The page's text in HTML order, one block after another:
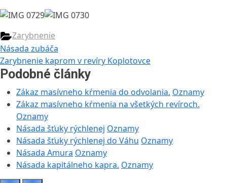
Zarybnenie
Navigácia
v
článku
Previous
Post:
Násada zubáča
Next
Post:
Zarybnenie kaprom v revíry Koplotovce
Podobné články
Zákaz masívneho kŕmenia do odvolania. Oznamy
Zákaz masívneho kŕmenia na všetkých revíroch.
Oznamy
Násada šťuky rýchlenej Oznamy
Násada šťuky rýchlenej do Váhu Oznamy
Násada Amura Oznamy
Násada kapitálneho kapra. Oznamy